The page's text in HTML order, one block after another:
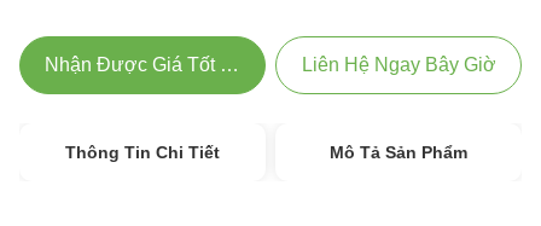
Nhận Được Giá Tốt Nhất Liên Hệ Ngay Bây Giờ
Thông Tin Chi Tiết Mô Tả Sản Phẩm